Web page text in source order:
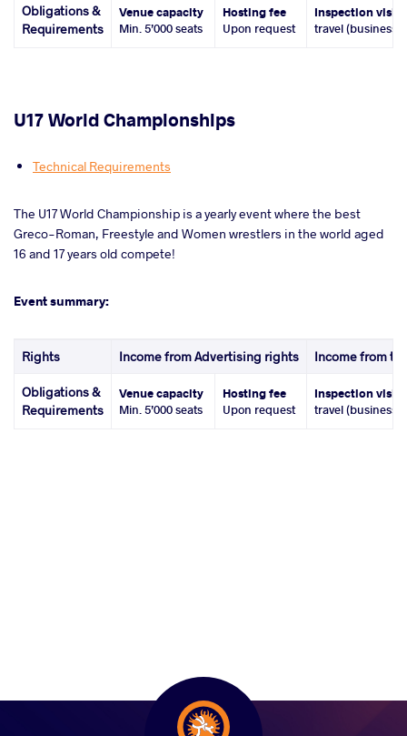
Obligations &
Requirements
Venue capacity
Min. 5’000 seats
Hosting fee
Upon request
Inspection visit
travel (business
U17 World Championships
Technical Requirements
The U17 World Championship is a yearly event where the best
Greco-Roman, Freestyle and Women wrestlers in the world aged
16 and 17 years old compete!
Event summary:
Rights Income from Advertising rights Income from
Obligations &
Requirements
Venue capacity
Min. 5’000 seats
Hosting fee
Upon request
Inspection visit
travel (business